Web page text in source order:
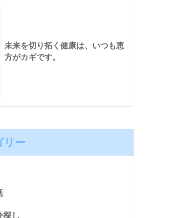
未来を切り拓く健康は、いつも恵
方がカギです。
リー
探し